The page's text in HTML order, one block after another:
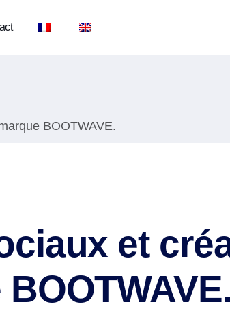
BOOTWAVE.
et